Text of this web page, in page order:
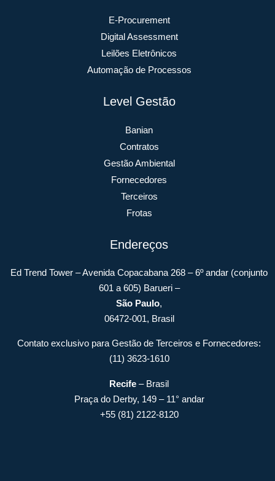
E-Procurement
Digital Assessment
Leilões Eletrônicos
Automação de Processos
Level Gestão
Banian
Contratos
Gestão Ambiental
Fornecedores
Terceiros
Frotas
Endereços
Ed Trend Tower – Avenida Copacabana 268 – 6º andar (conjunto
601 a 605) Barueri –
São Paulo,
06472-001, Brasil
Contato exclusivo para Gestão de Terceiros e Fornecedores:
(11) 3623-1610
Recife – Brasil
Praça do Derby, 149 – 11° andar
+55 (81) 2122-8120